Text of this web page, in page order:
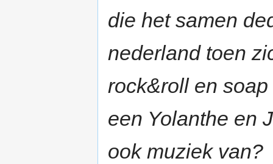
die het samen
nederland toen
rock&roll en
een Yolanthe en
ook muziek van?